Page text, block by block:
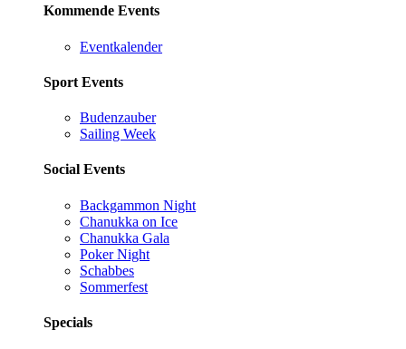
Kommende Events
Eventkalender
Sport Events
Budenzauber
Sailing Week
Social Events
Backgammon Night
Chanukka on Ice
Chanukka Gala
Poker Night
Schabbes
Sommerfest
Specials